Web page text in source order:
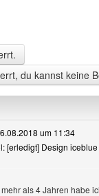
du kannst keine
um 11:34
[erledigt] Design
mehr als 4 Jahren habe